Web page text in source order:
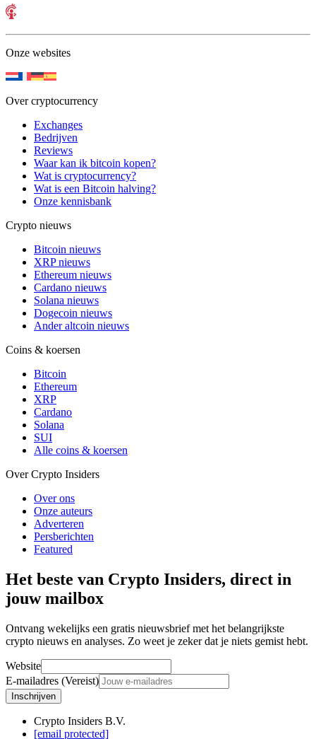
Onze websites
Over cryptocurrency
Exchanges
Bedrijven
Reviews
Waar kan ik bitcoin kopen?
Wat is cryptocurrency?
Wat is een Bitcoin halving?
Onze kennisbank
Crypto nieuws
Bitcoin nieuws
XRP nieuws
Ethereum nieuws
Cardano nieuws
Solana nieuws
Dogecoin nieuws
Ander altcoin nieuws
Coins & koersen
Bitcoin
Ethereum
XRP
Cardano
Solana
SUI
Alle coins & koersen
Over Crypto Insiders
Over ons
Onze auteurs
Adverteren
Persberichten
Featured
Het beste van Crypto Insiders, direct in
jouw mailbox
Ontvang wekelijks een gratis nieuwsbrief met het belangrijkste
crypto nieuws en analyses. Zo weet je zeker dat je niets gemist hebt.
Website
E-mailadres (Vereist)
Inschrijven
Crypto Insiders B.V.
[email protected]